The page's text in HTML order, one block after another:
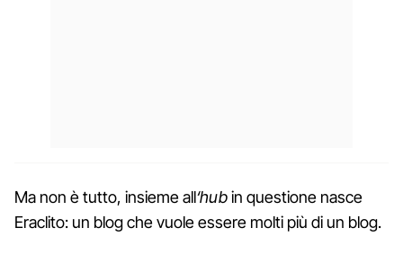
Ma non è tutto, insieme all‘hubin questione nasce
Eraclito: un blog che vuole essere molti più di un blog.